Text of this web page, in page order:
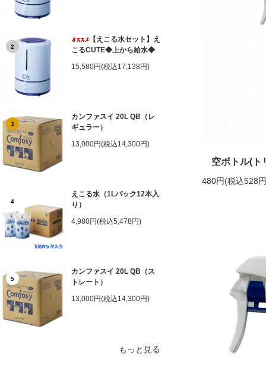
2
【えこる水セット】え
こるCUTE◆上から給水◆
15,580円(税込17,138円)
3
カンファスイ 20L QB（レ
ギュラー）
13,000円(税込14,300円)
4
えこる水（1Lパック12本入
り）
4,980円(税込5,478円)
5
カンファスイ 20L QB（ス
トレート）
13,000円(税込14,300円)
もっと見る
空ボトル(ト
480円(税込528